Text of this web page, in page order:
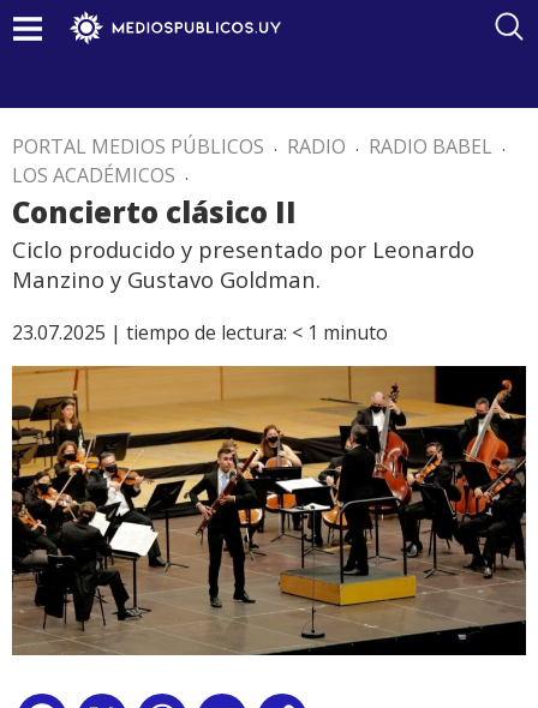
PORTAL MEDIOS PÚBLICOS . RADIO . RADIO BABEL .
LOS ACADÉMICOS .
Concierto clásico II
Ciclo producido y presentado por Leonardo
Manzino y Gustavo Goldman.
23.07.2025 | tiempo de lectura: < 1 minuto